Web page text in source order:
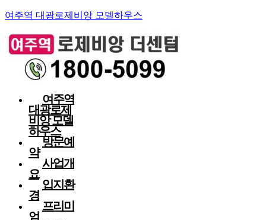
여주역 대광로제비앙 모델하우스
여주역
대광로제
비앙 모델
하우스
방문예
약
사업개
요
입지환
경
프리미
엄